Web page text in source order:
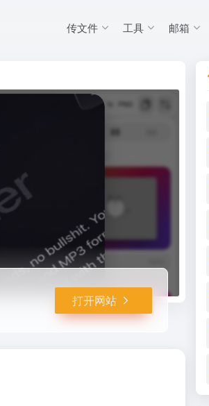
传文件 工具 邮箱
打开网站